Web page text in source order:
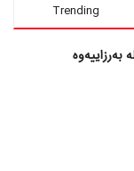
Trending
بەرزاییەوە